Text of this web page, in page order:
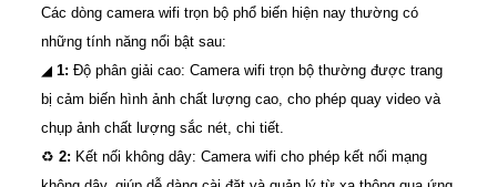
Các dòng camera wifi trọn bộ phổ biến hiện nay thường có
những tính năng nổi bật sau:
◢ 1: Độ phân giải cao: Camera wifi trọn bộ thường được trang
bị cảm biến hình ảnh chất lượng cao, cho phép quay video và
chụp ảnh chất lượng sắc nét, chi tiết.
♻️ 2: Kết nối không dây: Camera wifi cho phép kết nối mạng